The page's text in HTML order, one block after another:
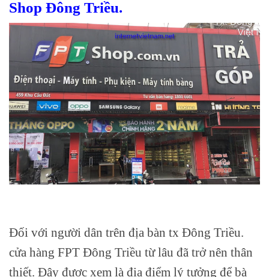
Shop Đông Triều.
Đối với người dân trên địa bàn tx Đông Triều.
cửa hàng FPT Đông Triều từ lâu đã trở nên thân
thiết. Đây được xem là địa điểm lý tưởng để bà